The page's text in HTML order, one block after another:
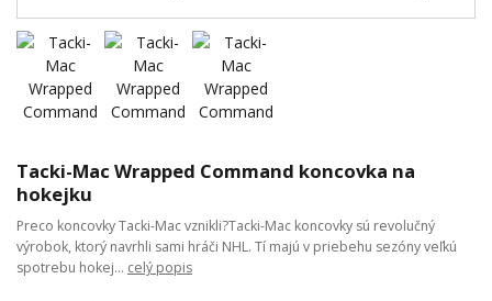
Tacki-Mac Wrapped Command koncovka na
hokejku
Preco koncovky Tacki-Mac vznikli?Tacki-Mac koncovky sú revolučný
výrobok, ktorý navrhli sami hráči NHL. Tí majú v priebehu sezóny veľkú
spotrebu hokej... celý popis